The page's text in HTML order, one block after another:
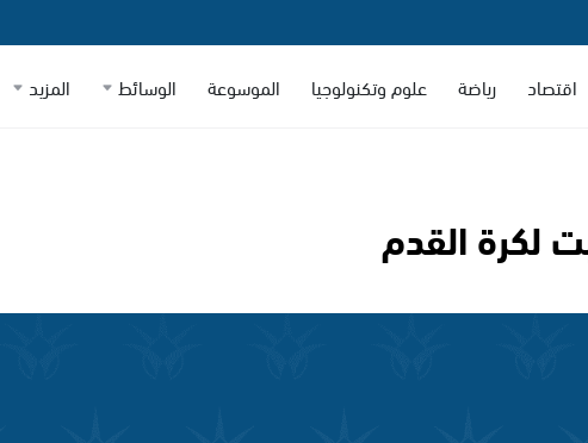
اقتصاد رياضة علوم وتكنولوجيا الموسوعة الوسائط المزيد
لكرة القدم